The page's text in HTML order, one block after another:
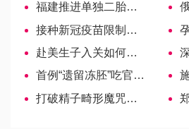
福建推进单独二胎新政策遇冷，生育率不足20%！
俄
接种新冠疫苗限制要谨记，不满足这 3 个条件别盲目打 – 禧孕国际
孕
赴美生子入关如何拿到更长的停留期？
深
首例“遗留冻胚”吃官司，4老人夺回遗留胚胎
施
打破精子畸形魔咒，学会这些帮你恢复
郑州